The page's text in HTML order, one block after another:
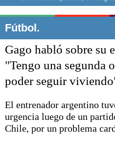
El
Fútbol.
Gago habló sobre su
"Tengo una segunda
poder seguir
El entrenador argentino
urgencia luego de un
Chile, por un problema